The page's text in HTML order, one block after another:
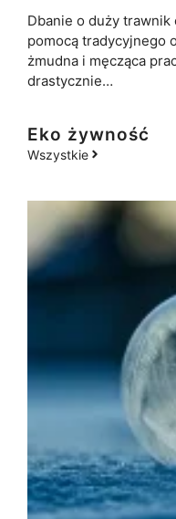
Dbanie o duży
pomocą tradycyjnego
żmudna i męcząca
drastycznie…
Eko żywność
Wszystkie